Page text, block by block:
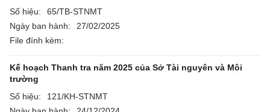
Số hiệu:
65/TB-STNMT
Ngày ban hành:
27/02/2025
File đính kèm:
Kế hoạch Thanh tra năm 2025 của Sở Tài nguyên và Môi
trường
Số hiệu:
121/KH-STNMT